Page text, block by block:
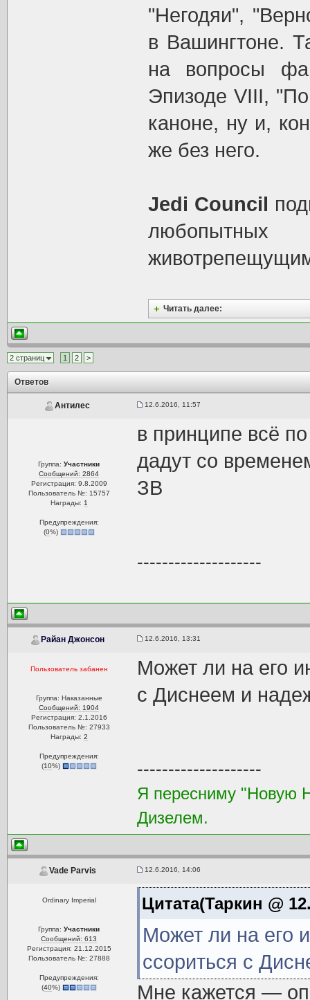
"Негодяи",
в Вашингтоне.
на вопросы
Эпизоде VIII,
каноне, ну и,
же без него.
Jedi Council
Читать далее:
2 страниц 1 2 >
Ответов
Антилес 12.6.2016, 11:57
Группа:Участники
Сообщений: 2864
Регистрация: 9.8.2009
Пользователь №: 15757
Награды: 1
Предупреждения:
(0%)
в принципе всё
дадут со
ЗВ
--------------------
Райан Джонсон 12.6.2016, 13:31
Пользователь забанен
Группа: Наказанные
Сообщений: 1904
Регистрация: 2.1.2016
Пользователь №: 27933
Награды: 2
Предупреждения:
(10%)
Может ли на его
с Диснеем и
--------------------
Я пересниму "Новую
Дизелем.
Vade Parvis 12.6.2016, 14:06
Ordinary Imperial
Группа:Участники
Сообщений: 613
Регистрация: 21.12.2015
Пользователь №: 27888
Предупреждения:
(40%)
Цитата(Таркин @
Может ли на его
ссориться с
Мне кажется —